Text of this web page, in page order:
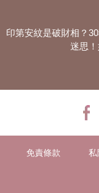
印第安紋是破財相？
迷思
免責條款 私